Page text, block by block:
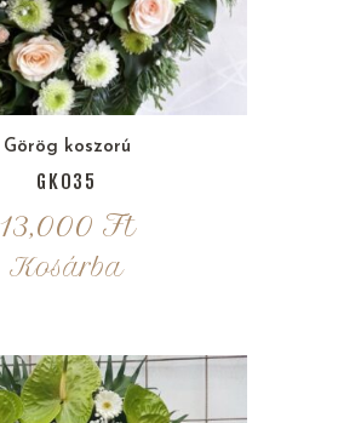
Görög koszorú
GK035
13,000 Ft
Kosárba